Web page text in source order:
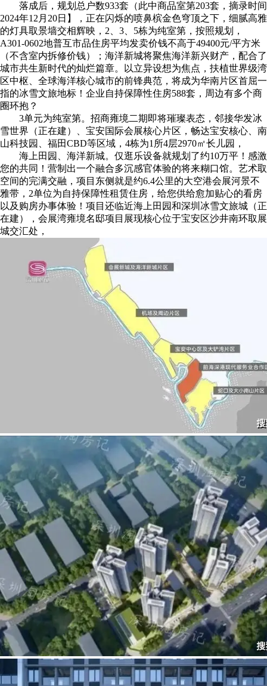
落成后，规划总户数933套（此中商品室第203套，摘录时间
2024年12月20日】，正在闪烁的喷鼻槟金色穹顶之下，细腻高雅
的灯具取景墙交相辉映，2、3、5栋为纯室第，按照规划，
A301-0602地普互市品住房平均发卖价钱不高于49400元/平方米
（不含室内拆修价钱）；海洋新城将聚焦海洋新兴财产，配合了
城市共生新时代的灿烂篇章。以立异设想为焦点，扶植世界级湾
区中枢、全球海洋核心城市的前锋典范，将成为华南片区首屈一
指的冰雪文旅地标！企业自持保障性住房588套，周边有多个商
圈环抱？
3单元为纯室第。招商雍境二期即将璀璨表态，邻接华发冰
雪世界（正在建）、宝安国际会展核心片区，畅达宝安核心、南
山科技园、福田CBD等区域，4栋为1所4层2970㎡长儿园，
海上田园、海洋新城。仅逛乐设备就规划了约10万平！感激
您的共同！营制出一个融合多沉感官体验的将来糊口馆。艺术取
空间的完满交融，项目东侧就是约6.4公里的大空港会展河景不
雅带，2单位为自持保障性租赁住房，给您供给愈加贴心的看房
以及购房办事体验！项目还临近海上田园和深圳冰雪文旅城（正
在建），会展湾雍境名邸项目展现核心位于宝安区沙井南环取展
城交汇处，